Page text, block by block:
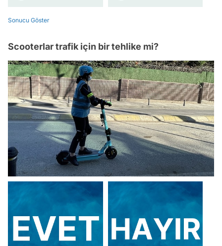
Sonucu Göster
Scooterlar trafik için bir tehlike mi?